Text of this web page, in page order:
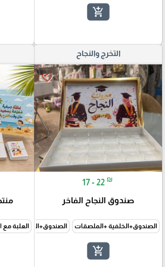
add_shopping_cart
التخرج والنجاح
favorite_border
17 - 22 ₪
صندوق النجاح الفاخر
الصندوق+الخلفية +الملصقات الصندوق+الخلفية فقط
add_shopping_cart
العلبة مع